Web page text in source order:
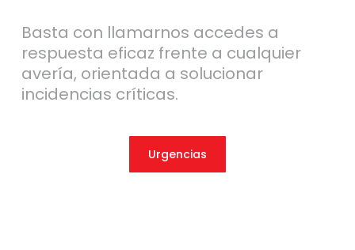
Basta con llamarnos accedes a
respuesta eficaz frente a cualquier
avería, orientada a solucionar
incidencias críticas.
Urgencias